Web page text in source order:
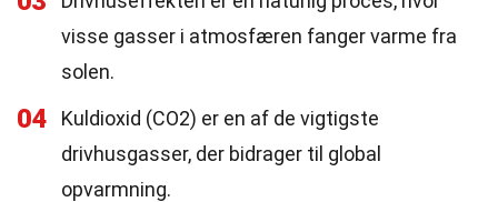
visse gasser i atmosfæren fanger varme fra
solen.
04
Kuldioxid (CO2) er en af de vigtigste
drivhusgasser, der bidrager til global
opvarmning.